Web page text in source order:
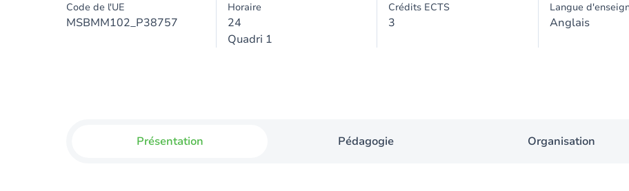
Code de l'UE
MSBMM102_P38757
Horaire
24
Quadri 1
Crédits ECTS
3
Langue
Anglais
Présentation Pédagogie Organisation